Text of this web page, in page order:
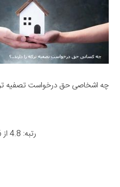
چه اشخاصی حق درخواست تصفیه
رتبه: 4.8 از 966 رأی